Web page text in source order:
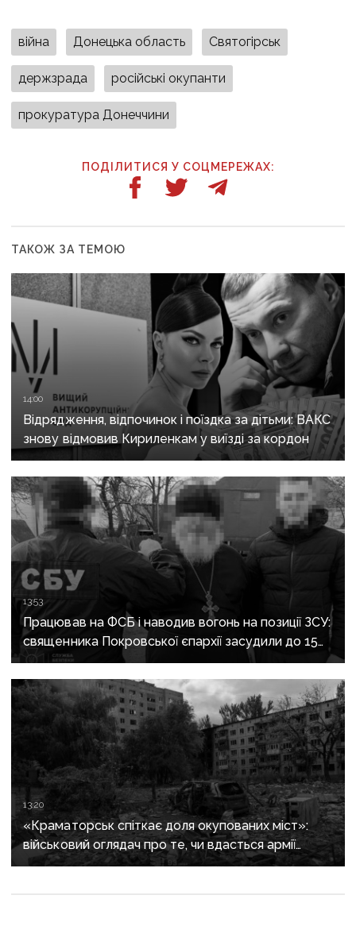
війна Донецька область Святогірськ
держзрада російські окупанти
прокуратура Донеччини
ПОДІЛИТИСЯ У СОЦМЕРЕЖАХ:
ТАКОЖ ЗА ТЕМОЮ
14:00
Відрядження, відпочинок і поїздка за дітьми: ВАКС
знову відмовив Кириленкам у виїзді за кордон
13:53
Працював на ФСБ і наводив вогонь на позиції ЗСУ:
священника Покровської єпархії засудили до 15
років
13:20
«Краматорськ спіткає доля окупованих міст»:
військовий оглядач про те, чи вдасться армії
рф захопити останню агломерацію Донеччини до